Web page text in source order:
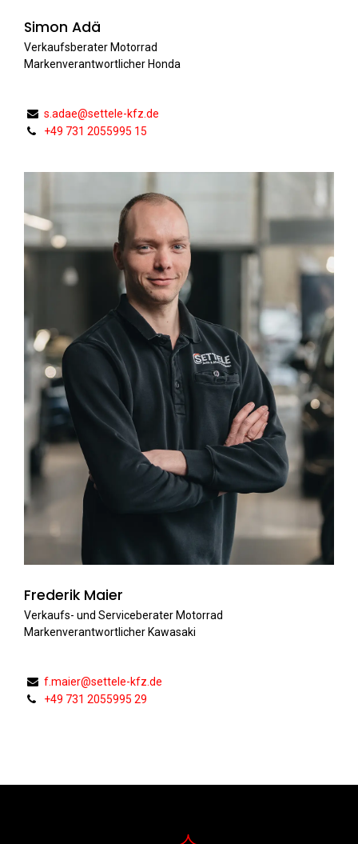
Simon Adä
Verkaufsberater Motorrad
Markenverantwortlicher Honda
s.adae@settele-kfz.de
+49 731 2055995 15
Frederik Maier
Verkaufs- und Serviceberater Motorrad
Markenverantwortlicher Kawasaki
f.maier@settele-kfz.de
+49 731 2055995 29